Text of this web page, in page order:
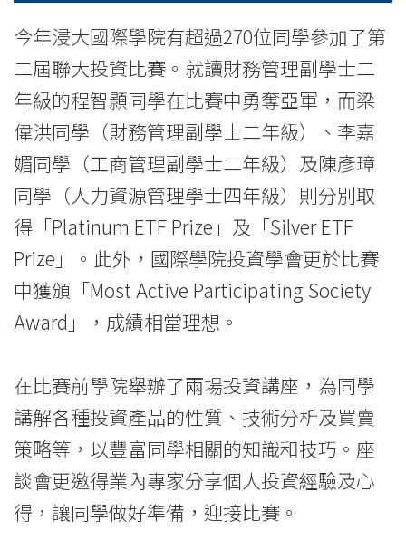
投
資
比
賽
學
院
消
息
國
際
學
院
今年浸大國際學院有超過270位同學參加了第
二屆聯大投資比賽。就讀財務管理副學士二
年級的程智顥同學在比賽中勇奪亞軍，而梁
偉洪同學（財務管理副學士二年級）、李嘉
媚同學（工商管理副學士二年級）及陳彥璋
同學（人力資源管理學士四年級）則分別取
得「Platinum ETF Prize」及「Silver ETF
Prize」。此外，國際學院投資學會更於比賽
中獲頒「Most Active Participating Society
Award」，成績相當理想。
在比賽前學院舉辦了兩場投資講座，為同學
講解各種投資產品的性質、技術分析及買賣
策略等，以豐富同學相關的知識和技巧。座
談會更邀得業內專家分享個人投資經驗及心
得，讓同學做好準備，迎接比賽。